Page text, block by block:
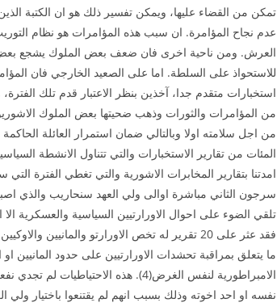
تمكن من القضاء عليها، ويمكن تفسير ذلك هو ان الكتبة
عدم نجاح المؤامرة. ان سبب هذه المؤامرات هو نظام
العرش. ومن ناحية اخرى فان ضعف بعض الملوك يشجع بعض
للاستحواذ على السلطة. اما على الصعيد الخارجي فان
استخبارات متقدم جدا، آخذين بنظر الاعتبار قدم تلك
من المؤامرات والثورات وذهب ضحيتها بعض الملوك
من اجل سلامته اولا وبالتالي ضمان استمرار العائلة
امدتنا بتقارير المخابرات الاشورية والتي تغطي الفترة
سرجون الثاني مباشرة اوالى ولي العهد سنحاريب والذي
الامبراطورية لنفس الغرض(4). هذه
نفسه او احد اخوته وذلك بسبب انهم لم يقتنعوا باختيار ولي